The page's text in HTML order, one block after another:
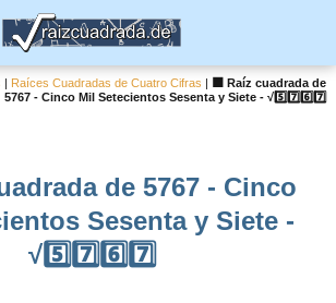
| Raíces Cuadradas de Cuatro Cifras |
🟦 Raíz cuadrada de
5767 - Cinco Mil Setecientos Sesenta y Siete - √5️⃣7️⃣6️⃣7️⃣
de 5767 - Cinco
Sesenta y Siete -
√5️⃣7️⃣6️⃣7️⃣